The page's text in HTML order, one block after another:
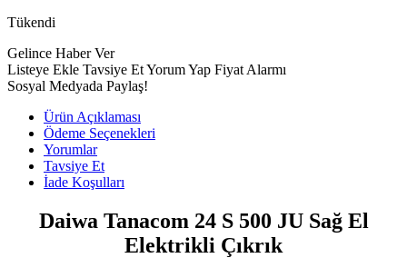
Tükendi
Gelince Haber Ver
Listeye Ekle Tavsiye EtYorum Yap Fiyat Alarmı
Sosyal Medyada Paylaş!
Ürün Açıklaması
Ödeme Seçenekleri
Yorumlar
Tavsiye Et
İade Koşulları
Daiwa Tanacom 24 S 500 JU Sağ El
Elektrikli Çıkrık